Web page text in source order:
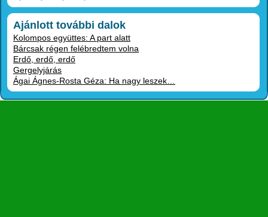
Ajánlott további dalok
Kolompos együttes: A part alatt
Bárcsak régen felébredtem volna
Erdő, erdő, erdő
Gergelyjárás
Ágai Ágnes-Rosta Géza: Ha nagy leszek…